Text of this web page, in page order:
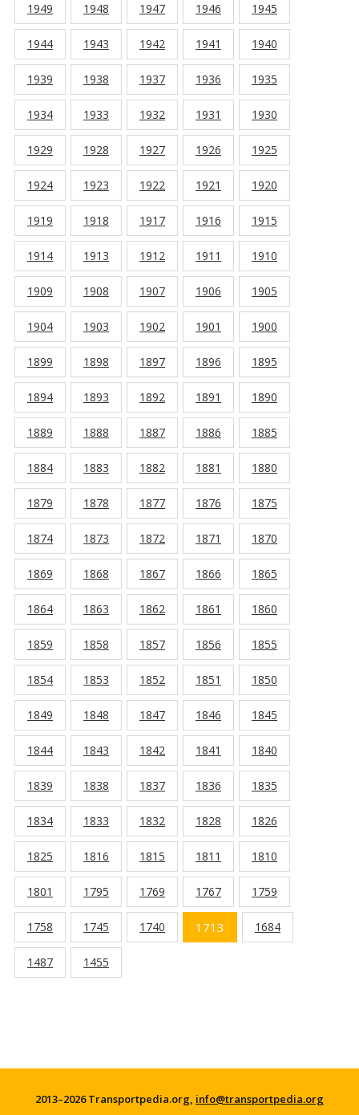
1949 1948 1947 1946 1945
1944 1943 1942 1941 1940
1939 1938 1937 1936 1935
1934 1933 1932 1931 1930
1929 1928 1927 1926 1925
1924 1923 1922 1921 1920
1919 1918 1917 1916 1915
1914 1913 1912 1911 1910
1909 1908 1907 1906 1905
1904 1903 1902 1901 1900
1899 1898 1897 1896 1895
1894 1893 1892 1891 1890
1889 1888 1887 1886 1885
1884 1883 1882 1881 1880
1879 1878 1877 1876 1875
1874 1873 1872 1871 1870
1869 1868 1867 1866 1865
1864 1863 1862 1861 1860
1859 1858 1857 1856 1855
1854 1853 1852 1851 1850
1849 1848 1847 1846 1845
1844 1843 1842 1841 1840
1839 1838 1837 1836 1835
1834 1833 1832 1828 1826
1825 1816 1815 1811 1810
1801 1795 1769 1767 1759
1758 1745 1740 1713 1684
1487 1455
2013–2026 Transportpedia.org, info@transportpedia.org